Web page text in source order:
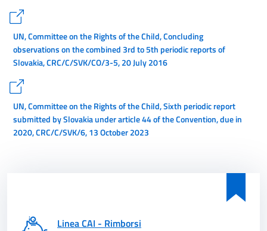
UN, Committee on the Rights of the Child, Concluding
observations on the combined 3rd to 5th periodic reports of
Slovakia, CRC/C/SVK/CO/3-5, 20 July 2016
UN, Committee on the Rights of the Child, Sixth periodic report
submitted by Slovakia under article 44 of the Convention, due in
2020, CRC/C/SVK/6, 13 October 2023
Linea CAI - Rimborsi